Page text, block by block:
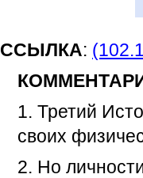
ССЫЛКА:
1. Третий
своих
2. Но